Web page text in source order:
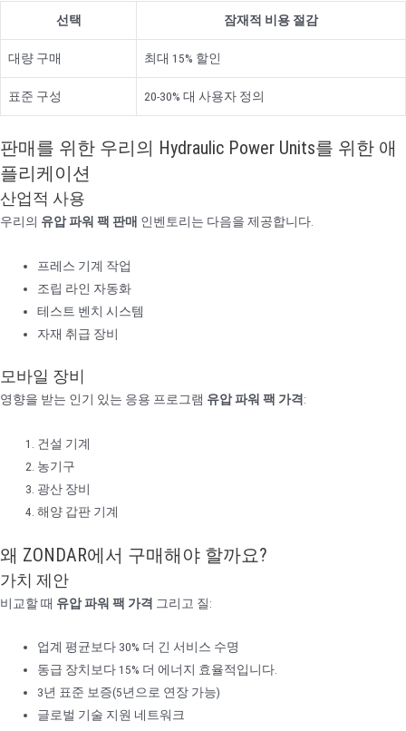
선택 잠재적 비용 절감
대량 구매 최대 15% 할인
표준 구성 20-30% 대 사용자 정의
판매를 위한 우리의 Hydraulic Power Units를 위한 애
플리케이션
산업적 사용
우리의 유압 파워 팩 판매 인벤토리는 다음을 제공합니다.
프레스 기계 작업
조립 라인 자동화
테스트 벤치 시스템
자재 취급 장비
모바일 장비
영향을 받는 인기 있는 응용 프로그램 유압 파워 팩 가격 :
건설 기계
농기구
광산 장비
해양 갑판 기계
왜 ZONDAR에서 구매해야 할까요?
가치 제안
비교할 때 유압 파워 팩 가격 그리고 질:
업계 평균보다 30% 더 긴 서비스 수명
동급 장치보다 15% 더 에너지 효율적입니다.
3년 표준 보증(5년으로 연장 가능)
글로벌 기술 지원 네트워크